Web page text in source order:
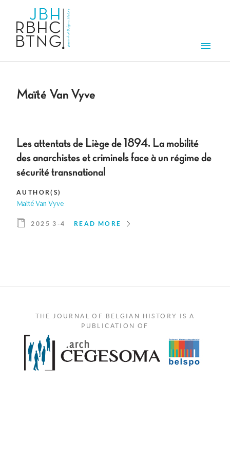
Maïté Van Vyve
Les attentats de Liège de 1894. La mobilité
des anarchistes et criminels face à un régime de
sécurité transnational
AUTHOR(S)
Maïté Van Vyve
2025 3-4 READ MORE
THE JOURNAL OF BELGIAN HISTORY IS A
PUBLICATION OF